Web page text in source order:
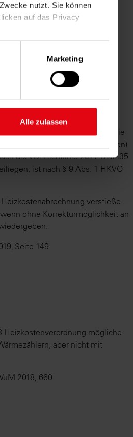
nutzt. Sie können
auf das Privacy
werden, und legen Sie
in einigen Bereichen
Marketing
Alle zulassenniedrigen
(hier: für die
1.067 Ableseeinheiten)
die VDI Richtlinie 2077 Blatt.35
ist nach § 9 Abs. 1 HKVO
verstieße
ohne Korrekturmöglichkeit an
Seite 149
Heizkostenverordnung mögliche
aber nicht mit
2018, 660